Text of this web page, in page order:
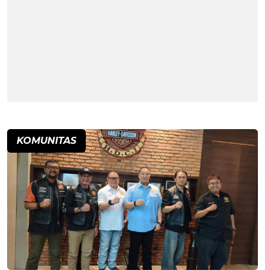
KOMUNITAS